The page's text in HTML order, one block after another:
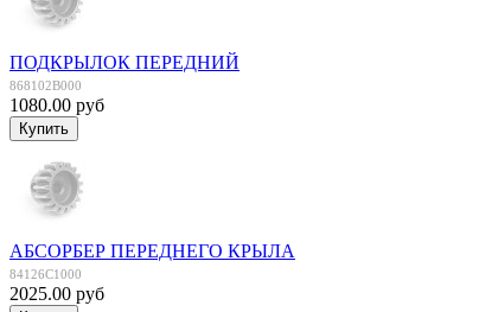
ПОДКРЫЛОК ПЕРЕДНИЙ
868102B000
1080.00 руб
АБСОРБЕР ПЕРЕДНЕГО КРЫЛА
84126C1000
2025.00 руб